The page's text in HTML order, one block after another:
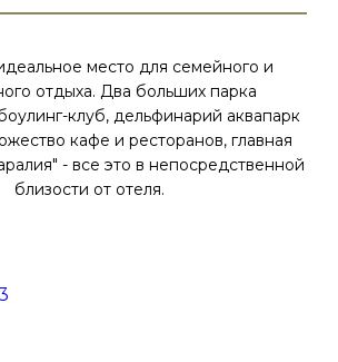
место для семейного и
отдыха. Два больших парка
клуб, дельфинарий аквапарк
кафе и ресторанов, главная
- все это в непосредственной
близости от отеля.